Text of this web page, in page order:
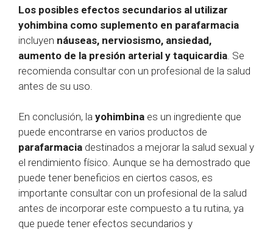
Los posibles efectos secundarios al utilizar
yohimbina como suplemento en parafarmacia
incluyen náuseas, nerviosismo, ansiedad,
aumento de la presión arterial y taquicardia . Se
recomienda consultar con un profesional de la salud
antes de su uso.
En conclusión, la yohimbina es un ingrediente que
puede encontrarse en varios productos de
parafarmacia destinados a mejorar la salud sexual y
el rendimiento físico. Aunque se ha demostrado que
puede tener beneficios en ciertos casos, es
importante consultar con un profesional de la salud
antes de incorporar este compuesto a tu rutina, ya
que puede tener efectos secundarios y